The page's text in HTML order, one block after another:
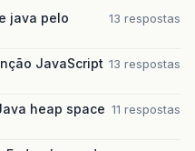
java pelo
13 respostas
JavaScript 13 respostas
heap space 11 respostas